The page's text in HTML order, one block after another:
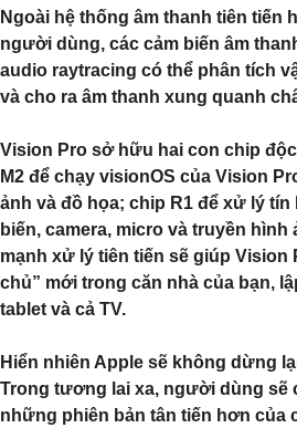
Ngoài hệ thống âm thanh tiên tiến
người dùng, các cảm biến âm
audio raytracing có thể phân tích
và cho ra âm thanh xung quanh
Vision Pro sở hữu hai con chip
M2 để chạy visionOS của Vision
ảnh và đồ họa; chip R1 để xử lý
biến, camera, micro và truyền
mạnh xử lý tiên tiến sẽ giúp Vision
chủ” mới trong căn nhà của bạn,
tablet và cả TV.
Hiển nhiên Apple sẽ không dừng
Trong tương lai xa, người dùng sẽ
những phiên bản tân tiến hơn của